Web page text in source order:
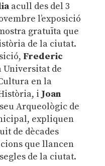
acull des del 3
l’exposició
gratuïta que
de la ciutat.
Frederic
Universitat de
en la
i Joan
Arqueològic de
expliquen
de dècades
que llancen
de la ciutat.